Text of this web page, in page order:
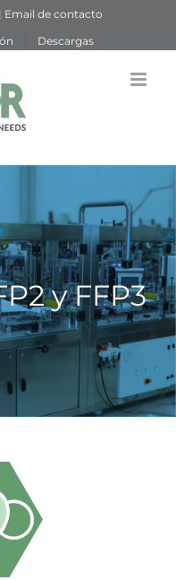
Email de contacto
Descargas
y FFP3